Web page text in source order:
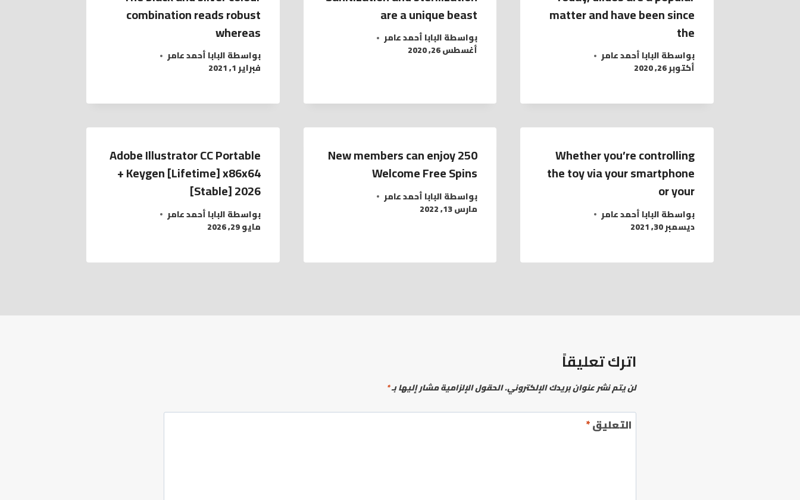
matter and have been since
the
بواسطةالبابا أحمد عامر
أكتوبر 26, 2020
are a unique beast
بواسطةالبابا أحمد عامر
أغسطس 26, 2020
combination reads robust
whereas
بواسطةالبابا أحمد عامر
فبراير 1, 2021
Whether you’re controlling
the toy via your smartphone
or your
بواسطةالبابا أحمد عامر
ديسمبر 30, 2021
New members can enjoy 250
Welcome Free Spins
بواسطةالبابا أحمد عامر
مارس 13, 2022
Adobe Illustrator CC Portable
+ Keygen [Lifetime] x86x64
[Stable] 2026
بواسطةالبابا أحمد عامر
مايو 29, 2026
اترك تعليقاً
لن يتم نشر عنوان بريدك الإلكتروني.الحقول الإلزامية مشار إليها بـ*
التعليق*